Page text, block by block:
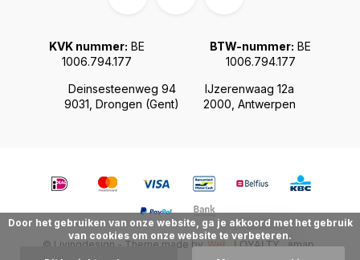
Deinsesteenweg 94
9031, Drongen (Gent)
IJzerenwaag 12a
2000, Antwerpen
KVK nummer: BE
1006.794.177
BTW-nummer: BE
1006.794.177
© Livingdesign - Theme made by Webdinge.nl Sitemap
Door het gebruiken van onze website, ga je akkoord met het gebruik
van cookies om onze website te verbeteren.
LOYALTY